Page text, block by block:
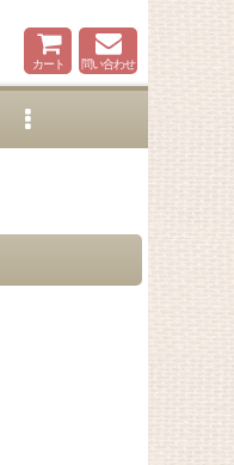
カート 問い合わせ